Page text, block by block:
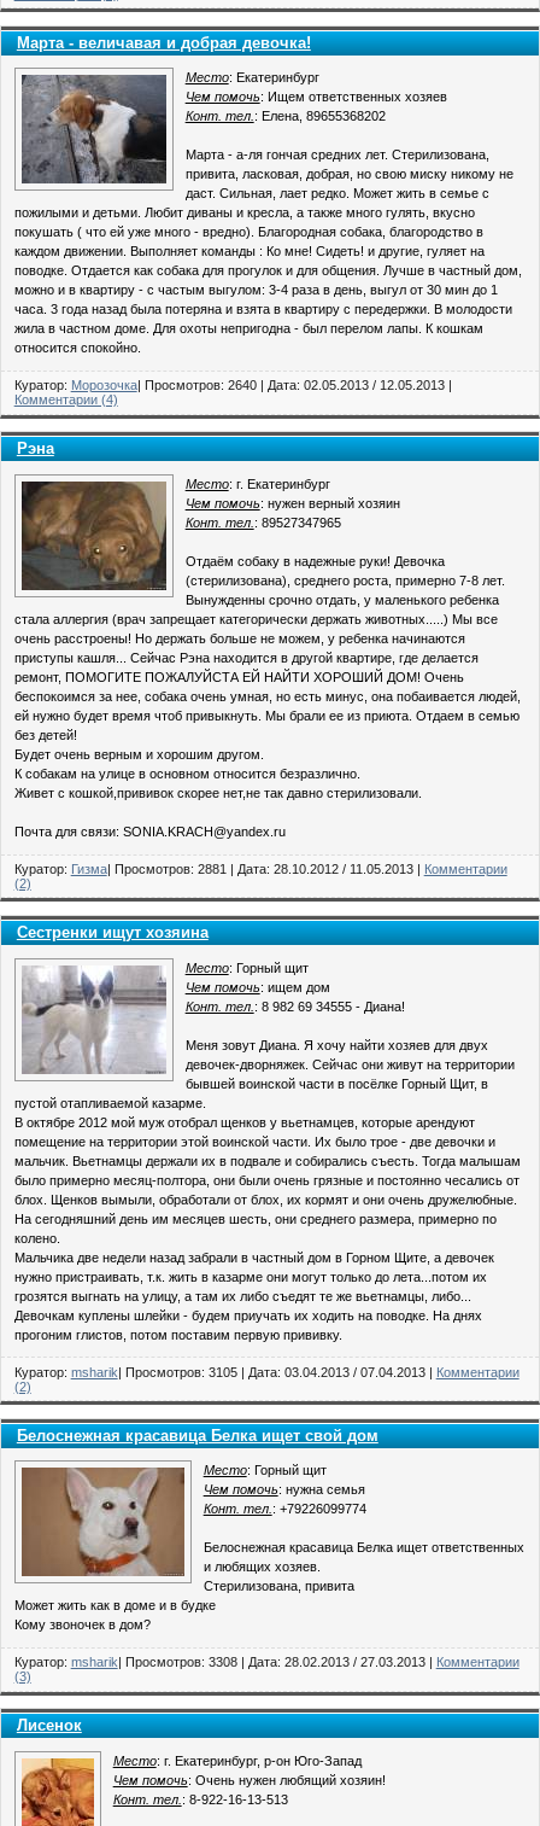
Марта - величавая и добрая девочка!
Место: Екатеринбург
Чем помочь: Ищем ответственных хозяев
Конт. тел.: Елена, 89655368202
Марта - а-ля гончая средних лет. Стерилизована,
привита, ласковая, добрая, но свою миску никому не
даст. Сильная, лает редко. Может жить в семье с
пожилыми и детьми. Любит диваны и кресла, а также много гулять, вкусно
покушать ( что ей уже много - вредно). Благородная собака, благородство в
каждом движении. Выполняет команды : Ко мне! Сидеть! и другие, гуляет на
поводке. Отдается как собака для прогулок и для общения. Лучше в частный дом,
можно и в квартиру - с частым выгулом: 3-4 раза в день, выгул от 30 мин до 1
часа. 3 года назад была потеряна и взята в квартиру с передержки. В молодости
жила в частном доме. Для охоты непригодна - был перелом лапы. К кошкам
относится спокойно.
Куратор: Морозочка| Просмотров: 2640 | Дата: 02.05.2013 / 12.05.2013|
Комментарии (4)
Рэна
Место: г. Екатеринбург
Чем помочь: нужен верный хозяин
Конт. тел. : 89527347965
Отдаём собаку в надежные руки! Девочка
(стерилизована), среднего роста, примерно 7-8 лет.
Вынужденны срочно отдать, у маленького ребенка
стала аллергия (врач запрещает категорически держать животных.....) Мы все
очень расстроены! Но держать больше не можем, у ребенка начинаются
приступы кашля... Сейчас Рэна находится в другой квартире, где делается
ремонт, ПОМОГИТЕ ПОЖАЛУЙСТА ЕЙ НАЙТИ ХОРОШИЙ ДОМ! Очень
беспокоимся за нее, собака очень умная, но есть минус, она побаивается людей,
ей нужно будет время чтоб привыкнуть. Мы брали ее из приюта. Отдаем в семью
без детей!
Будет очень верным и хорошим другом.
К собакам на улице в основном относится безразлично.
Живет с кошкой,прививок скорее нет,не так давно стерилизовали.
Почта для связи: SONIA.KRACH@yandex.ru
Куратор: Гизма| Просмотров: 2881 | Дата: 28.10.2012 / 11.05.2013| Комментарии
(2)
Сестренки ищут хозяина
Место: Горный щит
Чем помочь: ищем дом
Конт. тел. : 8 982 69 34555 - Диана!
Меня зовут Диана. Я хочу найти хозяев для двух
девочек-дворняжек. Сейчас они живут на территории
бывшей воинской части в посёлке Горный Щит, в
пустой отапливаемой казарме.
В октябре 2012 мой муж отобрал щенков у вьетнамцев, которые арендуют
помещение на территории этой воинской части. Их было трое - две девочки и
мальчик. Вьетнамцы держали их в подвале и собирались съесть. Тогда малышам
было примерно месяц-полтора, они были очень грязные и постоянно чесались от
блох. Щенков вымыли, обработали от блох, их кормят и они очень дружелюбные.
На сегодняшний день им месяцев шесть, они среднего размера, примерно по
колено.
Мальчика две недели назад забрали в частный дом в Горном Щите, а девочек
нужно пристраивать, т.к. жить в казарме они могут только до лета...потом их
грозятся выгнать на улицу, а там их либо съедят те же вьетнамцы, либо...
Девочкам куплены шлейки - будем приучать их ходить на поводке. На днях
прогоним глистов, потом поставим первую прививку.
Куратор: msharik| Просмотров: 3105 | Дата: 03.04.2013 / 07.04.2013| Комментарии
(2)
Белоснежная красавица Белка ищет свой дом
Место: Горный щит
Чем помочь: нужна семья
Конт. тел. : +79226099774
Белоснежная красавица Белка ищет ответственных
и любящих хозяев.
Стерилизована, привита
Может жить как в доме и в будке
Кому звоночек в дом?
Куратор: msharik | Просмотров: 3308 | Дата: 28.02.2013 / 27.03.2013|
Комментарии
(3)
Лисенок
Место: г. Екатеринбург, р-он Юго-Запад
Чем помочь: Очень нужен любящий хозяин!
Конт. тел. : 8-922-16-13-513